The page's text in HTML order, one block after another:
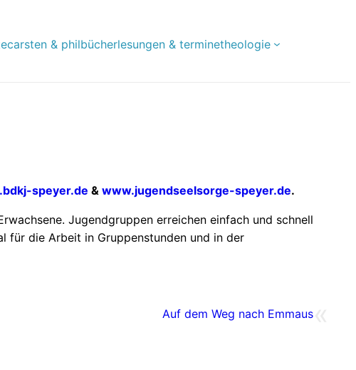
carsten & philbücherlesungen & terminetheologie
speyer.de & www.jugendseelsorge-speyer.de.
Jugendgruppen erreichen einfach und schnell
für die Arbeit in Gruppenstunden und in der
Auf dem Weg nach Emmaus